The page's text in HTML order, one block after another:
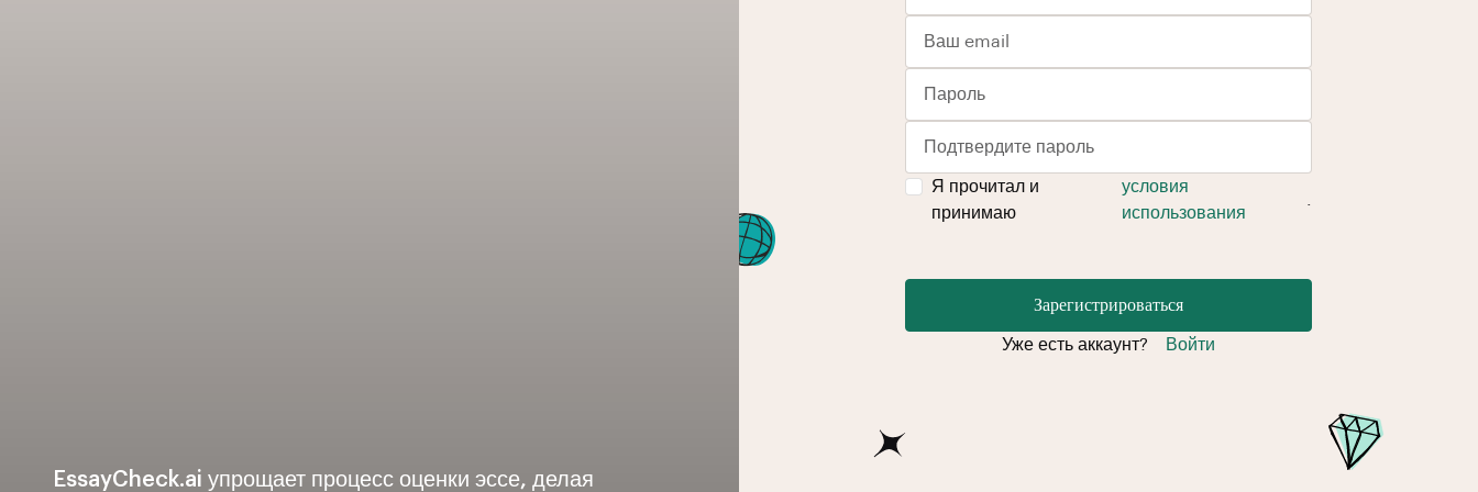
EssayCheck.ai упрощает процесс оценки эссе, делая
Я прочитал и
принимаю
условия
использования
Зарегистрироваться
Уже есть аккаунт? Войти